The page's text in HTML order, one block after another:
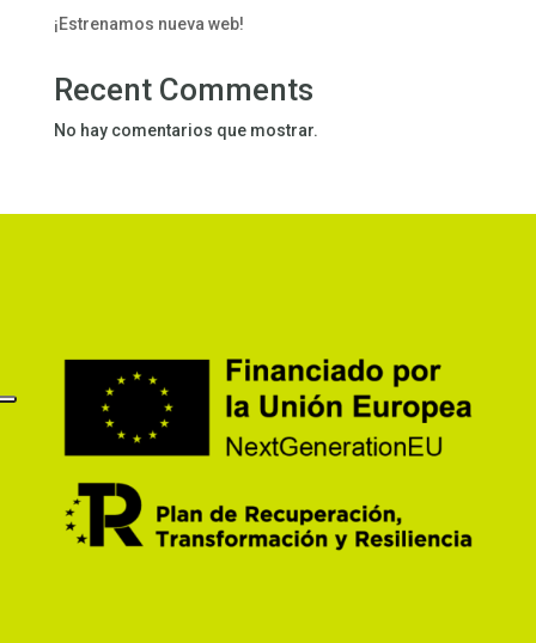
¡Estrenamos nueva web!
Recent Comments
No hay comentarios que mostrar.